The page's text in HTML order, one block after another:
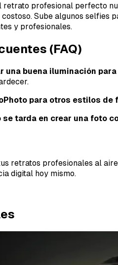
retrato profesional perfecto
Sube algunos selfies
y profesionales.
(FAQ)
una buena iluminación
para otros estilos de
se tarda en crear una foto
retratos profesionales al
digital hoy mismo.